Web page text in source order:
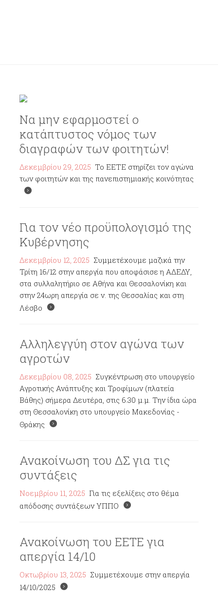
Να μην εφαρμοστεί ο
κατάπτυστος νόμος των
διαγραφών των φοιτητών!
Δεκεμβρίου 29, 2025 Το ΕΕΤΕ στηρίζει τον αγώνα
των φοιτητών και της πανεπιστημιακής κοινότητας
Για τον νέο προϋπολογισμό της
Κυβέρνησης
Δεκεμβρίου 12, 2025 Συμμετέχουμε μαζικά την
Τρίτη 16/12 στην απεργία που αποφάσισε η ΑΔΕΔΥ,
στα συλλαλητήριο σε Αθήνα και Θεσσαλονίκη και
στην 24ωρη απεργία σε ν. της Θεσσαλίας και στη
Λέσβο
Αλληλεγγύη στον αγώνα των
αγροτών
Δεκεμβρίου 08, 2025 Συγκέντρωση στο υπουργείο
Αγροτικής Ανάπτυξης και Τροφίμων (πλατεία
Βάθης) σήμερα Δευτέρα, στις 6.30 μ.μ. Την ίδια ώρα
στη Θεσσαλονίκη στο υπουργείο Μακεδονίας -
Θράκης
Ανακοίνωση του ΔΣ για τις
συντάξεις
Νοεμβρίου 11, 2025 Για τις εξελίξεις στο θέμα
απόδοσης συντάξεων ΥΠΠΟ
Ανακοίνωση του ΕΕΤΕ για
απεργία 14/10
Οκτωβρίου 13, 2025 Συμμετέχουμε στην απεργία
14/10/2025